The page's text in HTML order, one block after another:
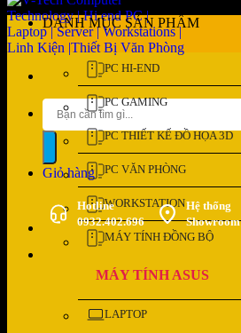
Tìm
kiếm:
Giỏ hàng
Hotline
0932.402.696
Hệ thống
Showroom
DANH MỤC SẢN PHẨM
PC HI-END
PC GAMING
PC THIẾT KẾ ĐỒ HỌA 3D
PC VĂN PHÒNG
WORKSTATION
MÁY TÍNH ĐỒNG BỘ
MÁY TÍNH ASUS
LAPTOP